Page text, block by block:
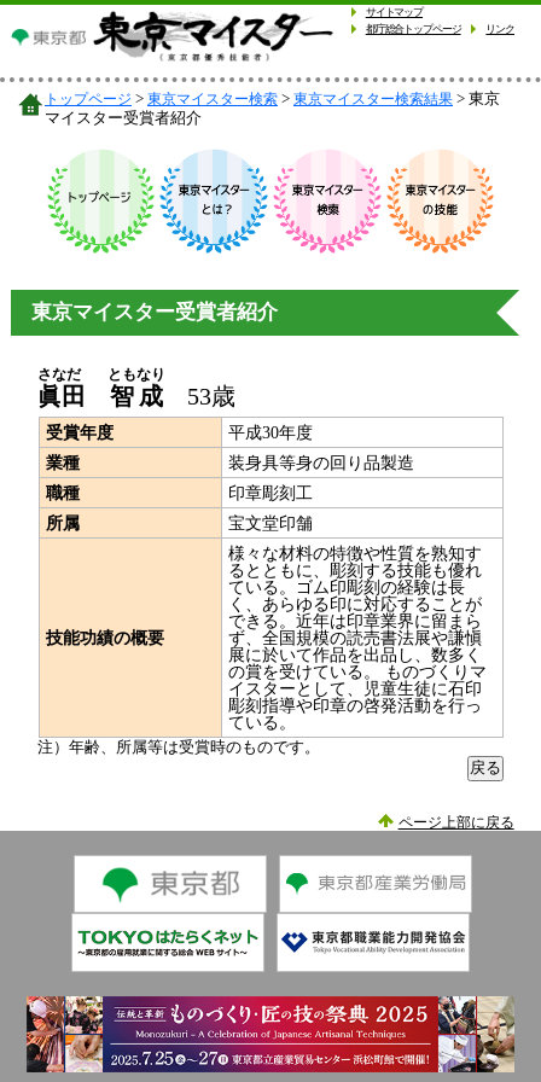
サイトマップ
都庁総合トップページ
リンク
トップページ 東京マイスター検索 東京マイスター検索結果
東京
マイスター受賞者紹介
東京マイスター受賞者紹介
眞田
さなだ
智成
ともなり
53歳
受賞年度
平成30年度
業種
装身具等身の回り品製造
職種
印章彫刻工
所属
宝文堂印舗
技能功績の概要
様々な材料の特徴や性質を熟知す
るとともに、彫刻する技能も優れ
ている。ゴム印彫刻の経験は長
く、あらゆる印に対応することが
できる。近年は印章業界に留まら
ず、全国規模の読売書法展や謙愼
展に於いて作品を出品し、数多く
の賞を受けている。 ものづくりマ
イスターとして、児童生徒に石印
彫刻指導や印章の啓発活動を行っ
ている。
注）年齢、所属等は受賞時のものです。
ページ上部に戻る